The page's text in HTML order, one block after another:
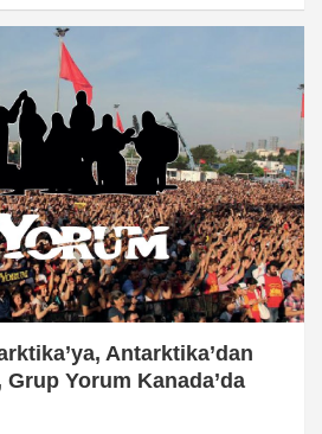
Antarktika’dan
Grup Yorum Kanada’da